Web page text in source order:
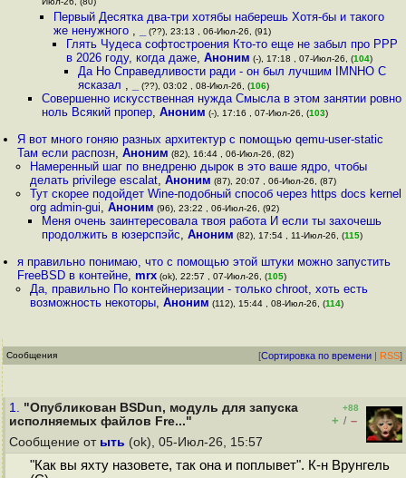
Июл-26, (80)
Первый Десятка два-три хотябы наберешь Хотя-бы и такого
же ненужного , (??), 23:13 , 06-Июл-26, (91)
Глять Чудеса софтостроения Кто-то еще не забыл про PPP
в 2026 году, когда даже, Аноним (-), 17:18 , 07-Июл-26, (104)
Да Но Справедливости ради - он был лучшим IMNHO C
ясказал , (??), 03:02 , 08-Июл-26, (106)
Совершенно искусственная нужда Смысла в этом занятии ровно
ноль Всякий пропер, Аноним (-), 17:16 , 07-Июл-26, (103)
Я вот много гоняю разных архитектур с помощью qemu-user-static
Там если распозн,Аноним (82), 16:44 , 06-Июл-26, (82)
Намеренный шаг по внедреню дырок в это ваше ядро, чтобы
делать privilege escalat, Аноним (87), 20:07 , 06-Июл-26, (87)
Тут скорее подойдет Wine-подобный способ через https docs kernel
org admin-gui, Аноним (96), 23:22 , 06-Июл-26, (92)
Меня очень заинтересовала твоя работа И если ты захочешь
продолжить в юзерспэйс, Аноним (82), 17:54 , 11-Июл-26, (115)
я правильно понимаю, что с помощью этой штуки можно запустить
FreeBSD в контейне,mrx (ok), 22:57 , 07-Июл-26, (105)
Да, правильно По контейнеризации - только chroot, хоть есть
возможность некоторы, Аноним (112), 15:44 , 08-Июл-26, (114)
Сообщения [Сортировка по времени | RSS]
1. "Опубликован BSDun, модуль для запуска
исполняемых файлов Fre..."
+88
+ / –
Сообщение от ыть (ok), 05-Июл-26, 15:57
"Как вы яхту назовете, так она и поплывет". К-н Врунгель